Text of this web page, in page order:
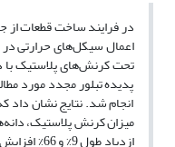
در فرایند ساخت قطعات از
تحت کرنش‌های پلاستیک با